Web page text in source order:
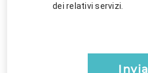
dei relativi servizi.
Invia